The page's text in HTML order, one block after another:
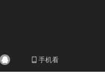
手机看